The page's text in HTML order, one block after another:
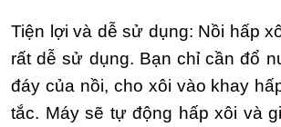
Tiện lợi và dễ sử dụng: Nồi hấp
rất dễ sử dụng. Bạn chỉ cần đổ
đáy của nồi, cho xôi vào khay
tắc. Máy sẽ tự động hấp xôi và